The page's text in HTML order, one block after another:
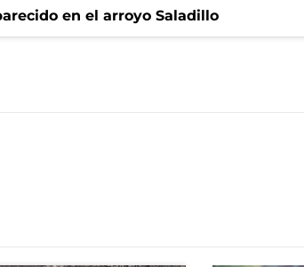
en el arroyo Saladillo